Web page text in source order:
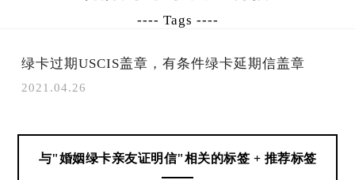
---- Tags ----
绿卡过期USCIS盖章，有条件绿卡延期信盖章
2021.04.26
与"婚姻绿卡亲友证明信"相关的标签 + 推荐标签